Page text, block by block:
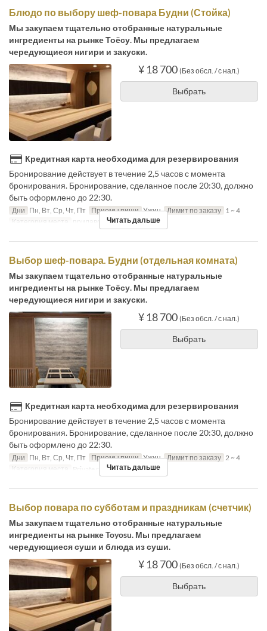
Блюдо по выбору шеф-повара Будни (Стойка)
Мы закупаем тщательно отобранные натуральные
ингредиенты на рынке Тоёсу. Мы предлагаем
чередующиеся нигири и закуски.
¥ 18 700 (Без обсл. / с нал.)
Выбрать
Кредитная карта необходима для резервирования
Бронирование действует в течение 2,5 часов с момента
бронирования. Бронирование, сделанное после 20:30, должно
быть оформлено до 22:30.
Дни Пн, Вт, Ср, Чт, Пт Приемы пищи Ужин Лимит по заказу 1 ~ 4
Категория места
прилавок Читать дальше
Выбор шеф-повара. Будни (отдельная комната)
Мы закупаем тщательно отобранные натуральные
ингредиенты на рынке Тоёсу. Мы предлагаем
чередующиеся нигири и закуски.
¥ 18 700 (Без обсл. / с нал.)
Выбрать
Кредитная карта необходима для резервирования
Бронирование действует в течение 2,5 часов с момента
бронирования. Бронирование, сделанное после 20:30, должно
быть оформлено до 22:30.
Дни Пн, Вт, Ср, Чт, Пт Приемы пищи Ужин Лимит по заказу 2 ~ 4
Категория места
Private roomЧитать дальше
Выбор повара по субботам и праздникам (счетчик)
Мы закупаем тщательно отобранные натуральные
ингредиенты на рынке Toyosu. Мы предлагаем
чередующиеся суши и блюда из суши.
¥ 18 700 (Без обсл. / с нал.)
Выбрать